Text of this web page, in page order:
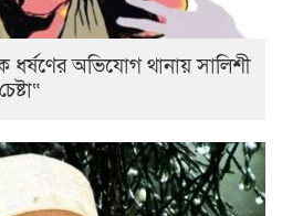
ধর্ষণের অভিযোগ থানায় সালিশী